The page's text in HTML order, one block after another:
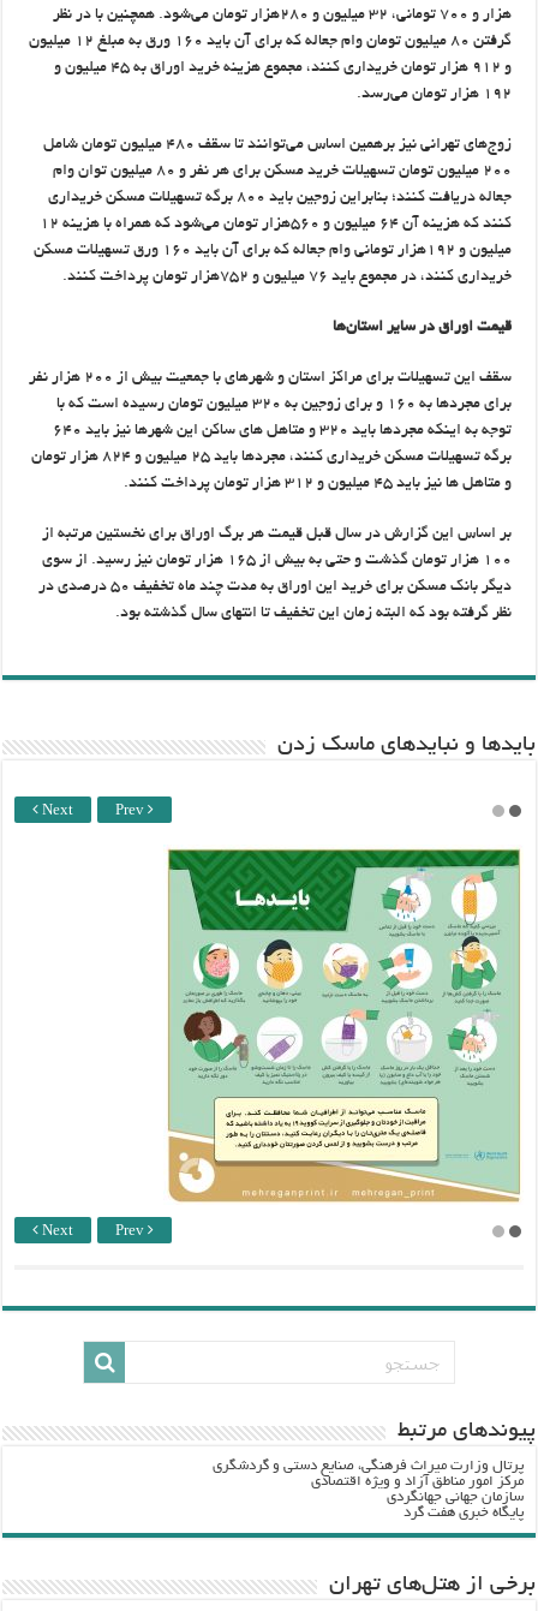
هزار و ۷۰۰ تومانی، ۳۲ میلیون و ۲۸۰هزار تومان می‌شود. همچنین با در نظر
گرفتن ۸۰ میلیون تومان وام جعاله که برای آن باید ۱۶۰ ورق به مبلغ ۱۲ میلیون
و ۹۱۲ هزار تومان خریداری کنند، مجموع هزینه خرید اوراق به ۴۵ میلیون و
۱۹۲ هزار تومان می‌رسد.
زوج‌های تهرانی نیز برهمین اساس می‌توانند تا سقف ۴۸۰ میلیون تومان شامل
۲۰۰ میلیون تومان تسهیلات خرید مسکن برای هر نفر و ۸۰ میلیون توان وام
جعاله دریافت کنند؛ بنابراین زوجین باید ۸۰۰ برگه تسهیلات مسکن خریداری
کنند که هزینه آن ۶۴ میلیون و ۵۶۰هزار تومان می‌شود که همراه با هزینه ۱۲
میلیون و ۱۹۲هزار تومانی وام جعاله که برای آن باید ۱۶۰ ورق تسهیلات مسکن
خریداری کنند، در مجموع باید ۷۶ میلیون و ۷۵۲هزار تومان پرداخت کنند.
قیمت اوراق در سایر استان‌ها
سقف این تسهیلات برای مراکز استان و شهرهای با جمعیت بیش از ۲۰۰ هزار نفر
برای مجردها به ۱۶۰ و برای زوجین به ۳۲۰ میلیون تومان رسیده است که با
توجه به اینکه مجردها باید ۳۲۰ و متاهل های ساکن این شهرها نیز باید ۶۴۰
برگه تسهیلات مسکن خریداری کنند، مجردها باید ۲۵ میلیون و ۸۲۴ هزار تومان
و متاهل ها نیز باید ۴۵ میلیون و ۳۱۲ هزار تومان پرداخت کنند.
بر اساس این گزارش در سال قبل قیمت هر برگ اوراق برای نخستین مرتبه از
۱۰۰ هزار تومان گذشت و حتی به بیش از ۱۶۵ هزار تومان نیز رسید. از سوی
دیگر بانک مسکن برای خرید این اوراق به مدت چند ماه تخفیف ۵۰ درصدی در
نظر گرفته بود که البته زمان این تخفیف تا انتهای سال گذشته بود.
باید‌ها و نبایدهای ماسک زدن
Next Prev
Next Prev
پيوندهاي مرتبط
پرتال وزارت ميراث فرهنگي، صنایع دستی و گردشگري
مرکز امور مناطق آزاد و ویژه اقتصادی
سازمان جهانی جهانگردی
پایگاه خبری هفت گرد
برخی از هتل‌های تهران